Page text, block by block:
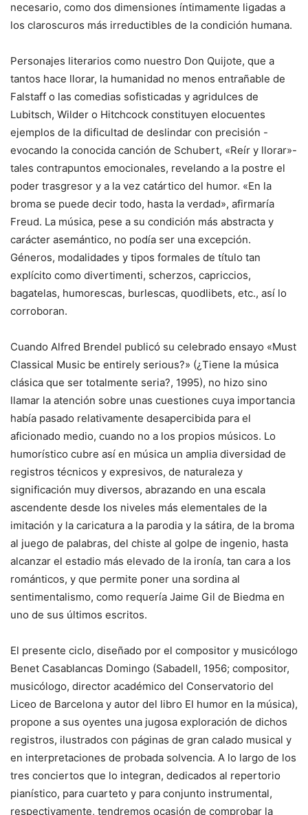
necesario, como dos dimensiones íntimamente ligadas a
los claroscuros más irreductibles de la condición humana.
Personajes literarios como nuestro Don Quijote, que a
tantos hace llorar, la humanidad no menos entrañable de
Falstaff o las comedias sofisticadas y agridulces de
Lubitsch, Wilder o Hitchcock constituyen elocuentes
ejemplos de la dificultad de deslindar con precisión -
evocando la conocida canción de Schubert, «Reír y llorar»-
tales contrapuntos emocionales, revelando a la postre el
poder trasgresor y a la vez catártico del humor. «En la
broma se puede decir todo, hasta la verdad», afirmaría
Freud. La música, pese a su condición más abstracta y
carácter asemántico, no podía ser una excepción.
Géneros, modalidades y tipos formales de título tan
explícito como divertimenti, scherzos, capriccios,
bagatelas, humorescas, burlescas, quodlibets, etc., así lo
corroboran.
Cuando Alfred Brendel publicó su celebrado ensayo «Must
Classical Music be entirely serious?» (¿Tiene la música
clásica que ser totalmente seria?, 1995), no hizo sino
llamar la atención sobre unas cuestiones cuya importancia
había pasado relativamente desapercibida para el
aficionado medio, cuando no a los propios músicos. Lo
humorístico cubre así en música un amplia diversidad de
registros técnicos y expresivos, de naturaleza y
significación muy diversos, abrazando en una escala
ascendente desde los niveles más elementales de la
imitación y la caricatura a la parodia y la sátira, de la broma
al juego de palabras, del chiste al golpe de ingenio, hasta
alcanzar el estadio más elevado de la ironía, tan cara a los
románticos, y que permite poner una sordina al
sentimentalismo, como requería Jaime Gil de Biedma en
uno de sus últimos escritos.
El presente ciclo, diseñado por el compositor y musicólogo
Benet Casablancas Domingo (Sabadell, 1956; compositor,
musicólogo, director académico del Conservatorio del
Liceo de Barcelona y autor del libro El humor en la música),
propone a sus oyentes una jugosa exploración de dichos
registros, ilustrados con páginas de gran calado musical y
en interpretaciones de probada solvencia. A lo largo de los
tres conciertos que lo integran, dedicados al repertorio
pianístico, para cuarteto y para conjunto instrumental,
respectivamente, tendremos ocasión de comprobar la